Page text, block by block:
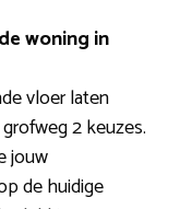
woning in
vloer laten
2 keuzes.
jouw
de huidige